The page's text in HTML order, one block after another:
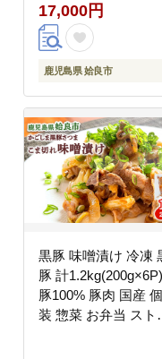
Company (a681)
17,000円
鹿児島県 姶良市
黒豚 味噌漬け 冷凍
豚 計
豚100% 豚肉 国産
装 惣菜 お弁当 スト